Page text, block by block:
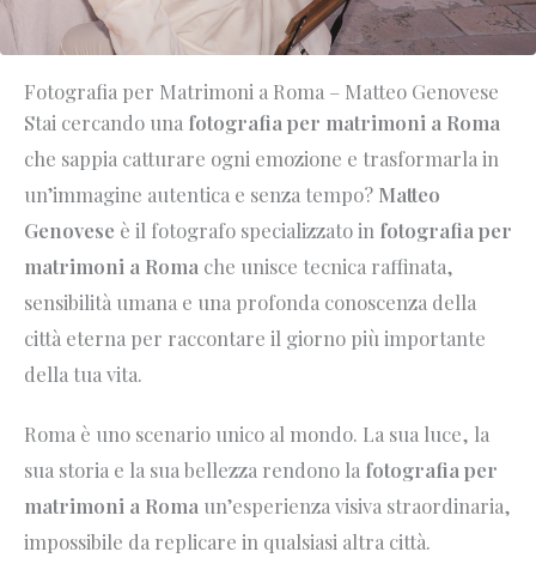
Fotografia per Matrimoni a Roma – Matteo Genovese
Stai cercando una fotografia per matrimoni a Roma
che sappia catturare ogni emozione e trasformarla in
un’immagine autentica e senza tempo? Matteo
Genovese è il fotografo specializzato in fotografia per
matrimoni a Roma che unisce tecnica raffinata,
sensibilità umana e una profonda conoscenza della
città eterna per raccontare il giorno più importante
della tua vita.
Roma è uno scenario unico al mondo. La sua luce, la
sua storia e la sua bellezza rendono la fotografia per
matrimoni a Roma un’esperienza visiva straordinaria,
impossibile da replicare in qualsiasi altra città.